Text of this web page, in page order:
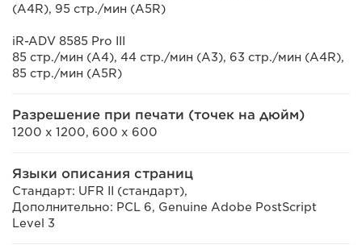
(A4R), 95 стр./мин (A5R)
iR-ADV 8585 Pro III
85 стр./мин (A4), 44 стр./мин (A3), 63 стр./мин (A4R),
85 стр./мин (A5R)
Разрешение при печати (точек на дюйм)
1200 x 1200, 600 x 600
Языки описания страниц
Стандарт: UFR II (стандарт),
Дополнительно: PCL 6, Genuine Adobe PostScript
Level 3